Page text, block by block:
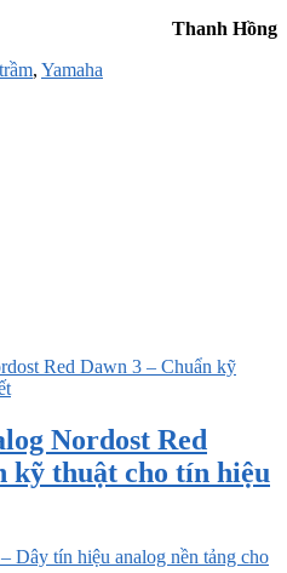
Thanh Hồng
, Yamaha
Nordost Red
kỹ thuật cho tín hiệu